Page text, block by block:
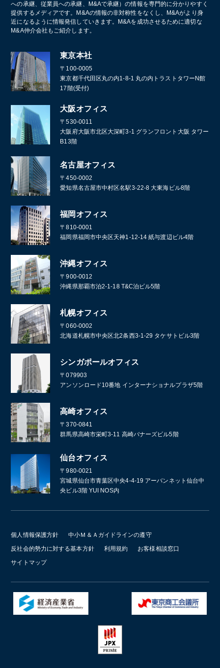
への承継、従業員への承継、M&Aで承継）の情報を専門的に分かりやすく
提供するメディアです。M&Aの情報の非対称性をなくし、M&Aがより身
近になるように情報発信していきます。M&Aを成功させるために適切な
M&A仲介会社もご紹介します。
東京本社
〒100-0005
東京都千代田区丸の内1-8-1 丸の内トラストタワーN館
17階(受付)
大阪オフィス
〒530-0011
大阪府大阪市北区大深町3-1 グランフロント大阪 タワー
B13階
名古屋オフィス
〒450-0002
愛知県名古屋市中村区名駅3-22-8 大東海ビル8階
福岡オフィス
〒810-0001
福岡県福岡市中央区天神1-12-14 紙与渡辺ビル4階
沖縄オフィス
〒900-0012
沖縄県那覇市泊2-1-18 T&C泊ビル5階
札幌オフィス
〒060-0002
北海道札幌市中央区北2条西3-1-29 タケサトビル3階
シンガポールオフィス
〒079903
アンソンロード10番地 インターナショナルプラザ5階
高崎オフィス
〒370-0841
群馬県高崎市栄町3-11 高崎バナーズビル5階
仙台オフィス
〒980-0021
宮城県仙台市青葉区中央4-4-19 アーバンネット仙台中
央ビル3階 YUI NOS内
個人情報保護方針
中小Ｍ＆Ａガイドラインの遵守
反社会的勢力に対する基本方針
利用規約
お客様相談窓口
サイトマップ